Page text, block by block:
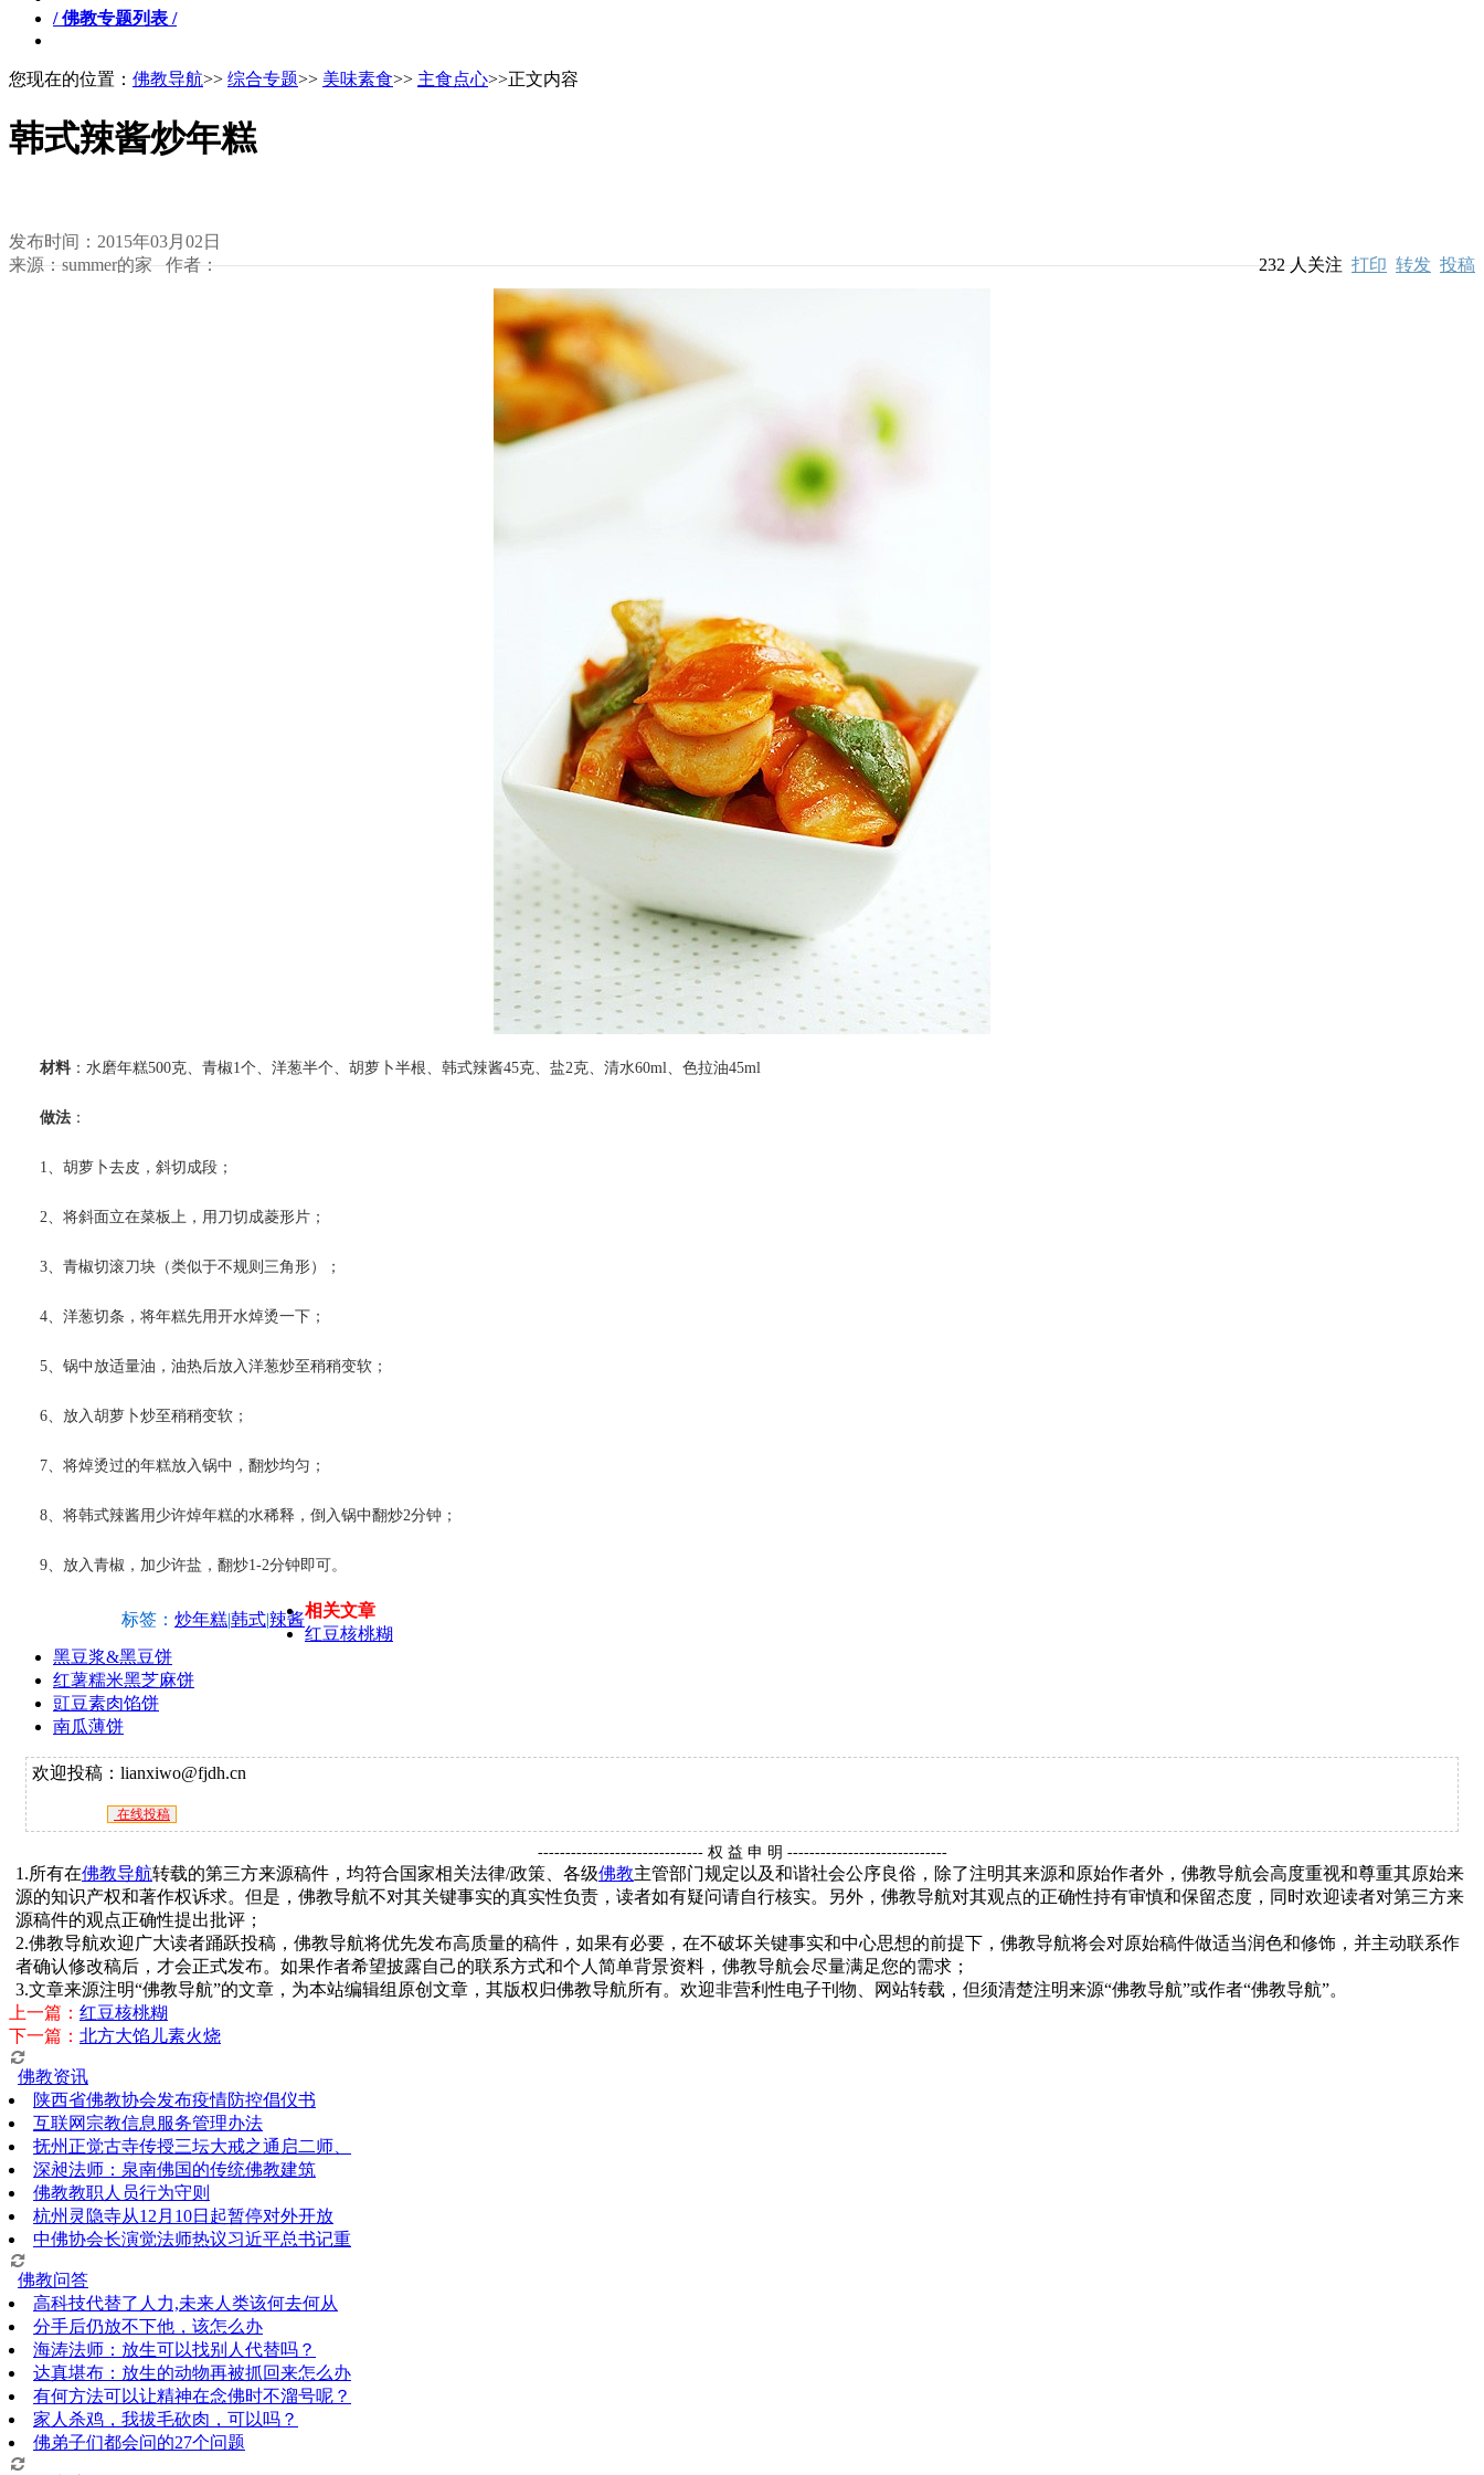
/ 佛教专题列表 /
您现在的位置： 佛教导航>> 综合专题>> 美味素食>> 主食点心>>正文内容
韩式辣酱炒年糕
发布时间：2015年03月02日
来源：summer的家 作者：
232人关注 打印 转发 投稿
材料 ：水磨年糕500克、青椒1个、洋葱半个、胡萝卜半根、韩式辣酱45克、盐2克、清水60ml、色拉油45ml
做法 ：
1、胡萝卜去皮，斜切成段；
2、将斜面立在菜板上，用刀切成菱形片；
3、青椒切滚刀块（类似于不规则三角形）；
4、洋葱切条，将年糕先用开水焯烫一下；
5、锅中放适量油，油热后放入洋葱炒至稍稍变软；
6、放入胡萝卜炒至稍稍变软；
7、将焯烫过的年糕放入锅中，翻炒均匀；
8、将韩式辣酱用少许焯年糕的水稀释，倒入锅中翻炒2分钟；
9、放入青椒，加少许盐，翻炒1-2分钟即可。
标签： 炒年糕|韩式|辣酱相关文章
红豆核桃糊
黑豆浆&黑豆饼
红薯糯米黑芝麻饼
豇豆素肉馅饼
南瓜薄饼
欢迎投稿：lianxiwo@fjdh.cn
在线投稿
------------------------------ 权 益 申 明 -----------------------------
1.所有在佛教导航转载的第三方来源稿件，均符合国家相关法律/政策、各级佛教主管部门规定以及和谐社会公序良俗，除了注明其来源和原始作者外，佛教导航会高度重视和尊重其原始来
源的知识产权和著作权诉求。但是，佛教导航不对其关键事实的真实性负责，读者如有疑问请自行核实。另外，佛教导航对其观点的正确性持有审慎和保留态度，同时欢迎读者对第三方来
源稿件的观点正确性提出批评；
2.佛教导航欢迎广大读者踊跃投稿，佛教导航将优先发布高质量的稿件，如果有必要，在不破坏关键事实和中心思想的前提下，佛教导航将会对原始稿件做适当润色和修饰，并主动联系作
者确认修改稿后，才会正式发布。如果作者希望披露自己的联系方式和个人简单背景资料，佛教导航会尽量满足您的需求；
3.文章来源注明“佛教导航”的文章，为本站编辑组原创文章，其版权归佛教导航所有。欢迎非营利性电子刊物、网站转载，但须清楚注明来源“佛教导航”或作者“佛教导航”。
上一篇： 红豆核桃糊
下一篇： 北方大馅儿素火烧
佛教资讯
陕西省佛教协会发布疫情防控倡仪书
互联网宗教信息服务管理办法
抚州正觉古寺传授三坛大戒之通启二师、
深昶法师：泉南佛国的传统佛教建筑
佛教教职人员行为守则
杭州灵隐寺从12月10日起暂停对外开放
中佛协会长演觉法师热议习近平总书记重
佛教问答
高科技代替了人力,未来人类该何去何从
分手后仍放不下他，该怎么办
海涛法师：放生可以找别人代替吗？
达真堪布：放生的动物再被抓回来怎么办
有何方法可以让精神在念佛时不溜号呢？
家人杀鸡，我拔毛砍肉，可以吗？
佛弟子们都会问的27个问题